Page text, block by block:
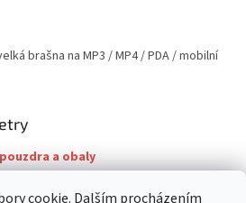
cookie. Dalším procházením
brašna na MP3 / MP4 / PDA / mobilní
a obaly